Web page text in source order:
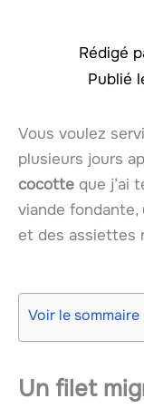
Vous voulez
plusieurs jours
cocotte que j’ai
viande fondante,
et des assiettes
Voir le sommaire
Un filet